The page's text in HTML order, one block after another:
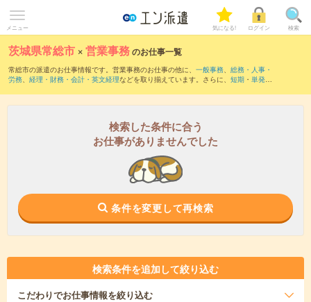
メニュー 気になる! ログイン 検索
茨城県常総市 ×営業事務のお仕事一覧
常総市の派遣のお仕事情報です。営業事務のお仕事の他に、 一般事務、 総務・人事・
労務、 経理・財務・会計・英文経理などを取り揃えています。さらに、 短期 ・ 単発な
検索した条件に合う
お仕事がありませんでした
条件を変更して再検索
検索条件を追加して絞り込む
こだわりでお仕事情報を絞り込む